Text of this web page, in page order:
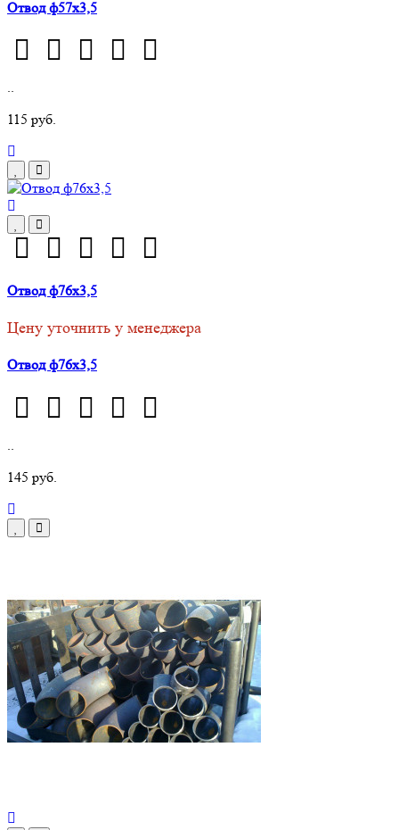
Отвод ф57х3,5
..
115 руб.
Отвод ф76х3,5
Цену уточнить у менеджера
Отвод ф76х3,5
145 руб.